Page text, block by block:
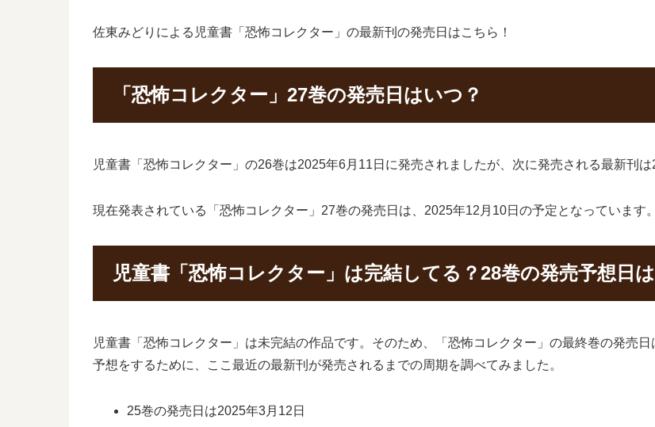
佐東みどりによる児童書「恐怖コレクター」の最新刊の発売日はこちら！
「恐怖コレクター」27巻の発売日はいつ？
児童書「恐怖コレクター」の26巻は2025年6月11日に発売されましたが、次に発売される最新刊は
現在発表されている「恐怖コレクター」27巻の発売日は、2025年12月10日の予定となっています。
児童書「恐怖コレクター」は完結してる？28巻の発売予想日は
児童書「恐怖コレクター」は未完結の作品です。そのため、「恐怖コレクター」の最終巻の発売
予想をするために、ここ最近の最新刊が発売されるまでの周期を調べてみました。
25巻の発売日は2025年3月12日